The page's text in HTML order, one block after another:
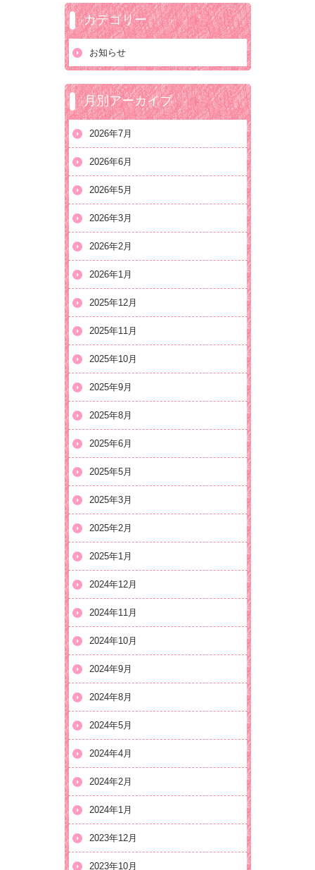
カテゴリー
お知らせ
月別アーカイブ
2026年7月
2026年6月
2026年5月
2026年3月
2026年2月
2026年1月
2025年12月
2025年11月
2025年10月
2025年9月
2025年8月
2025年6月
2025年5月
2025年3月
2025年2月
2025年1月
2024年12月
2024年11月
2024年10月
2024年9月
2024年8月
2024年5月
2024年4月
2024年2月
2024年1月
2023年12月
2023年10月